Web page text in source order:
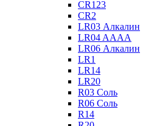
CR123
CR2
LR03 Алкалин
LR04 AAAA
LR06 Алкалин
LR1
LR14
LR20
R03 Соль
R06 Соль
R14